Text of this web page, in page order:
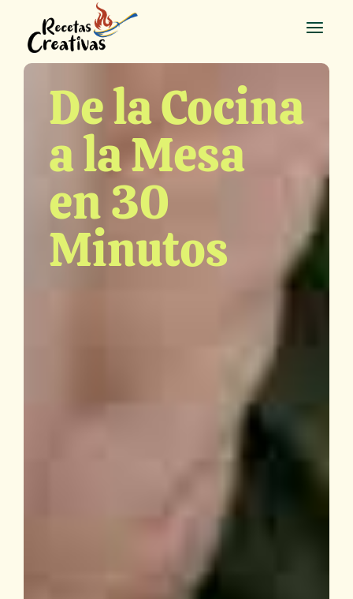
De la Cocina
a la Mesa
en 30
Minutos